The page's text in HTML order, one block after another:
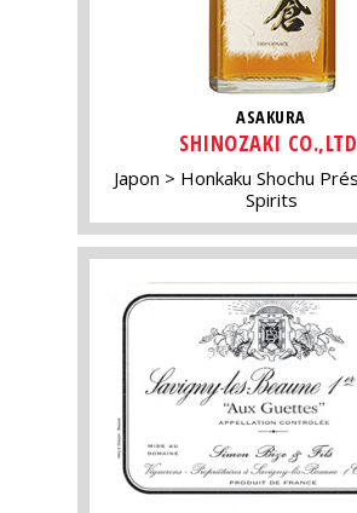
ASAKURA
SHINOZAKI
Japon
Honkaku Shochu
Spirits